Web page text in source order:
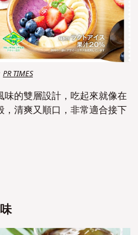
PR TIMES
的雙層設計，吃起來就像在
清爽又順口，非常適合接下